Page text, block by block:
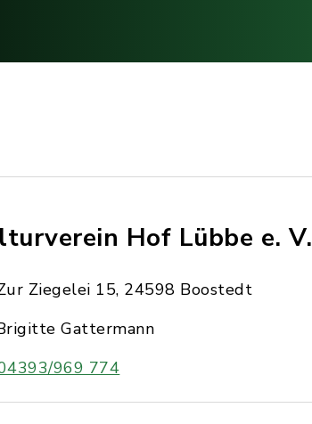
Hof Lübbe e. V.
Ziegelei 15, 24598 Boostedt
Gattermann
969 774